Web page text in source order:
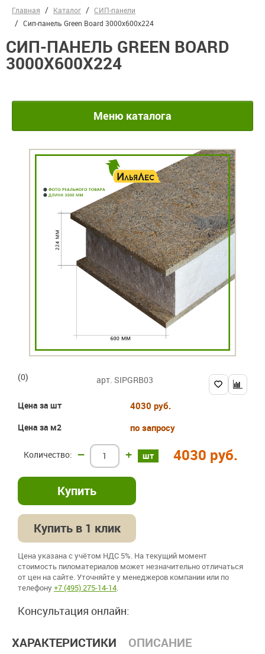
Главная Каталог
СИП-панели
Сип-панель Green Board 3000x600x224
СИП-ПАНЕЛЬ GREEN BOARD
3000X600X224
Меню каталога
(0) арт. SIPGRB03
Цена за шт 4030 руб.
Цена за м2 по запросу
шт
– + 4030 руб.
Купить в 1 клик
Цена указана с учётом НДС 5%. На текущий момент
стоимость пиломатериалов может незначительно отличаться
от цен на сайте. Уточняйте у менеджеров компании или по
телефону+7 (495) 275-14-14.
Консультация онлайн:
ХАРАКТЕРИСТИКИ
ОПИСАНИЕ